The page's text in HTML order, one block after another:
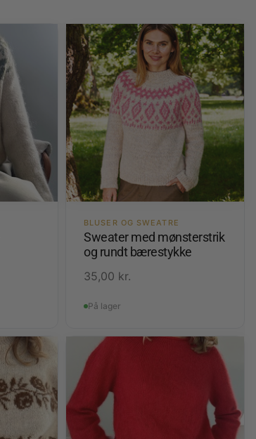
BLUSER OG SWEATRE
Sweater med mønsterstrik
og rundt bærestykke
35,00 kr.
På lager